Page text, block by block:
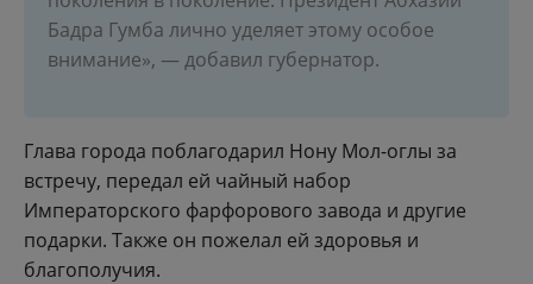
Бадра Гумба лично уделяет этому особое
внимание», — добавил губернатор.
Глава города поблагодарил Нону Мол-оглы за
встречу, передал ей чайный набор
Императорского фарфорового завода и другие
подарки. Также он пожелал ей здоровья и
благополучия.